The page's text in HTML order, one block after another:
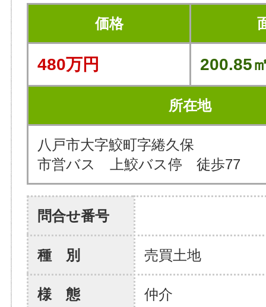
価格
480万円 200.85
所在地
八戸市大字鮫町字綣久保
市営バス 上鮫バス停 徒歩77
問合せ番号
種 別 売買土地
様 態 仲介